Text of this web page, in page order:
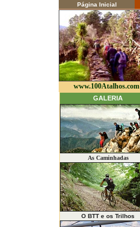
Página Inicial
www.100Atalhos.com
GALERIA
As Caminhadas
O BTT e os Trilhos